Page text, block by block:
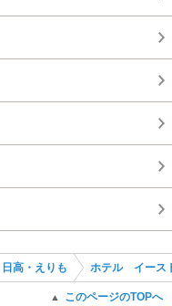
日高・えりも ホテル イース
▲ このページのTOPへ